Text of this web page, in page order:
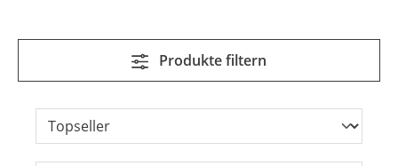
Produkte filtern